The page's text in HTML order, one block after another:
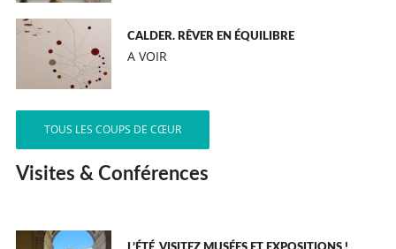
CALDER. RÊVER EN ÉQUILIBRE
A VOIR
TOUS LES COUPS DE CŒUR
Visites & Conférences